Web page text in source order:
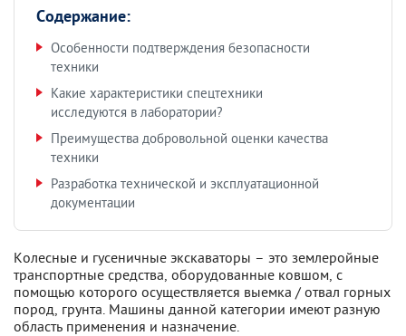
Содержание:
Особенности подтверждения безопасности
техники
Какие характеристики спецтехники
исследуются в лаборатории?
Преимущества добровольной оценки качества
техники
Разработка технической и эксплуатационной
документации
Колесные и гусеничные экскаваторы – это землеройные
транспортные средства, оборудованные ковшом, с
помощью которого осуществляется выемка / отвал горных
пород, грунта. Машины данной категории имеют разную
область применения и назначение.